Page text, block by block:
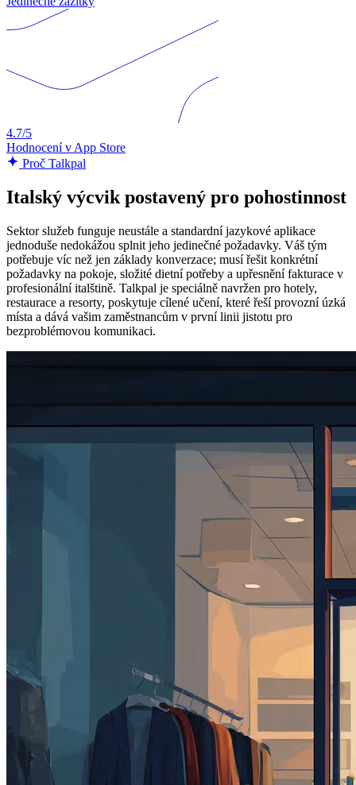
4.7/5
Hodnocení v App Store
Proč Talkpal
Italský výcvik postavený pro pohostinnost
Sektor služeb funguje neustále a standardní jazykové aplikace
jednoduše nedokážou splnit jeho jedinečné požadavky. Váš tým
potřebuje víc než jen základy konverzace; musí řešit konkrétní
požadavky na pokoje, složité dietní potřeby a upřesnění fakturace v
profesionální italštině. Talkpal je speciálně navržen pro hotely,
restaurace a resorty, poskytuje cílené učení, které řeší provozní úzká
místa a dává vašim zaměstnancům v první linii jistotu pro
bezproblémovou komunikaci.